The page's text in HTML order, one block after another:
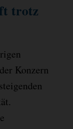
trotz
Konzern